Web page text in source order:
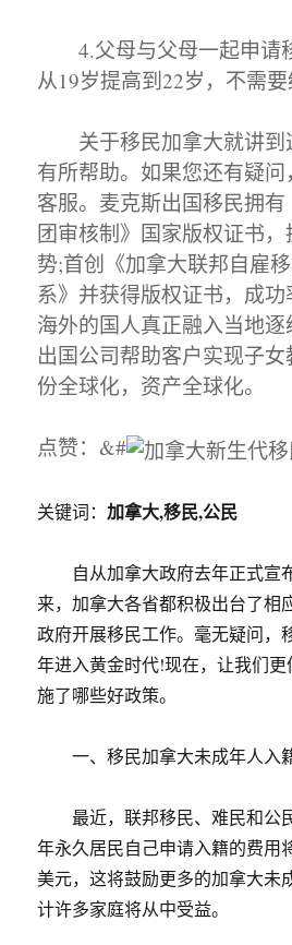
4.父母与父母一起申请
从19岁提高到22岁，不需要
关于移民加拿大就讲到
有所帮助。如果您还有疑
客服。麦克斯出国移民拥
团审核制》国家版权证书
势;首创《加拿大联邦自雇
系》并获得版权证书，成
海外的国人真正融入当地
出国公司帮助客户实现子
份全球化，资产全球化。
点赞：&#
关键词：加拿大,移民,公民
自从加拿大政府去年正式宣
来，加拿大各省都积极出台了相
政府开展移民工作。毫无疑问，
年进入黄金时代!现在，让我们
施了哪些好政策。
一、移民加拿大未成年人入
最近，联邦移民、难民和公
年永久居民自己申请入籍的费用
美元，这将鼓励更多的加拿大未
计许多家庭将从中受益。